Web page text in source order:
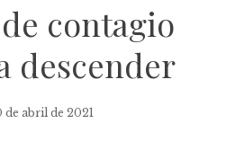
contagio
descender
de abril de 2021